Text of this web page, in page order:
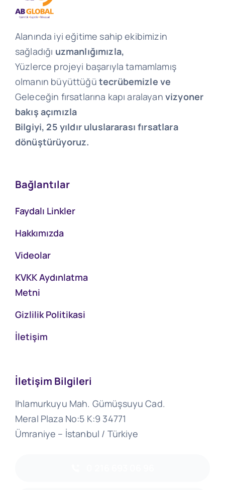
Alanında iyi eğitime sahip ekibimizin
sağladığı uzmanlığımızla,
Yüzlerce projeyi başarıyla tamamlamış
olmanın büyüttüğü tecrübemizle ve
Geleceğin fırsatlarına kapı aralayan vizyoner
bakış açımızla
Bilgiyi, 25 yıldır uluslararası fırsatlara
dönüştürüyoruz.
Bağlantılar
Faydalı Linkler
Hakkımızda
Videolar
KVKK Aydınlatma
Metni
Gizlilik Politikasi
İletişim
İletişim Bilgileri
Ihlamurkuyu Mah. Gümüşsuyu Cad.
Meral Plaza No:5 K:9 34771
Ümraniye – İstanbul / Türkiye